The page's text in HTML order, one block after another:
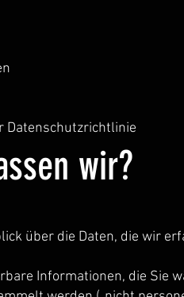
Datenschutzrichtlinie
wir?
über die Daten, die wir
Informationen, die Sie